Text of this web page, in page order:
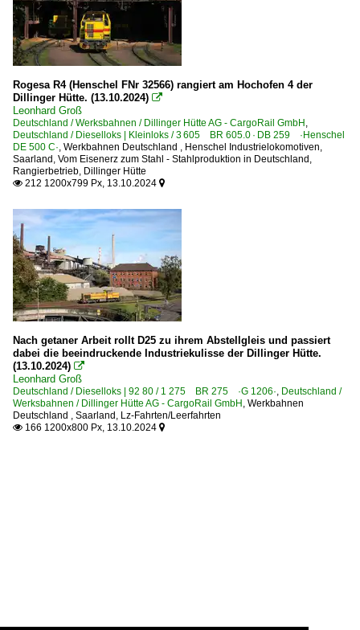
Rogesa R4 (Henschel FNr 32566) rangiert am Hochofen 4 der
Dillinger Hütte. (13.10.2024) 
Leonhard Groß
Deutschland / Werksbahnen / Dillinger Hütte AG - CargoRail GmbH,
Deutschland / Dieselloks | Kleinloks / 3 605 BR 605.0 · DB 259 ·Henschel
DE 500 C·, Werkbahnen Deutschland , Henschel Industrielokomotiven,
Saarland, Vom Eisenerz zum Stahl - Stahlproduktion in Deutschland,
Rangierbetrieb, Dillinger Hütte
 212 1200x799 Px, 13.10.2024 
Nach getaner Arbeit rollt D25 zu ihrem Abstellgleis und passiert
dabei die beeindruckende Industriekulisse der Dillinger Hütte.
(13.10.2024) 
Leonhard Groß
Deutschland / Dieselloks | 92 80 / 1 275 BR 275 ·G 1206·, Deutschland /
Werksbahnen / Dillinger Hütte AG - CargoRail GmbH, Werkbahnen
Deutschland , Saarland, Lz-Fahrten/Leerfahrten
 166 1200x800 Px, 13.10.2024 